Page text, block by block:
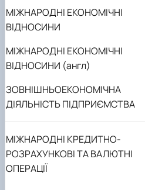
МІЖНАРОДНІ ЕКОНОМІЧНІ
ВІДНОСИНИ
МІЖНАРОДНІ ЕКОНОМІЧНІ
ВІДНОСИНИ (англ)
ЗОВНІШНЬОЕКОНОМІЧНА
ДІЯЛЬНІСТЬ ПІДПРИЄМСТВА
МІЖНАРОДНІ КРЕДИТНО-
РОЗРАХУНКОВІ ТА ВАЛЮТНІ
ОПЕРАЦІЇ